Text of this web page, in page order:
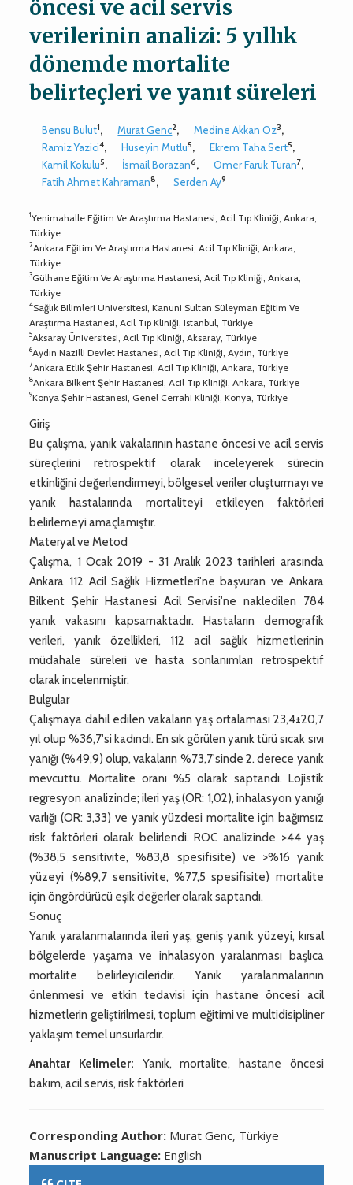
öncesi ve acil servis
verilerinin analizi: 5 yıllık
dönemde mortalite
belirteçleri ve yanıt süreleri
Bensu Bulut1, Murat Genc2, Medine Akkan Oz3,
Ramiz Yazici4, Huseyin Mutlu5, Ekrem Taha Sert5,
Kamil Kokulu5, İsmail Borazan6, Omer Faruk Turan7,
Fatih Ahmet Kahraman8, Serden Ay9
1Yenimahalle Eğitim Ve Araştırma Hastanesi, Acil Tıp Kliniği, Ankara,
Türkiye
2Ankara Eğitim Ve Araştırma Hastanesi, Acil Tıp Kliniği, Ankara,
Türkiye
3Gülhane Eğitim Ve Araştırma Hastanesi, Acil Tıp Kliniği, Ankara,
Türkiye
4Sağlık Bilimleri Üniversitesi, Kanuni Sultan Süleyman Eğitim Ve
Araştırma Hastanesi, Acil Tıp Kliniği, Istanbul, Türkiye
5Aksaray Üniversitesi, Acil Tıp Kliniği, Aksaray, Türkiye
6Aydın Nazilli Devlet Hastanesi, Acil Tıp Kliniği, Aydın, Türkiye
7Ankara Etlik Şehir Hastanesi, Acil Tıp Kliniği, Ankara, Türkiye
8Ankara Bilkent Şehir Hastanesi, Acil Tıp Kliniği, Ankara, Türkiye
9Konya Şehir Hastanesi, Genel Cerrahi Kliniği, Konya, Türkiye
Giriş
Bu çalışma, yanık vakalarının hastane öncesi ve acil servis
süreçlerini retrospektif olarak inceleyerek sürecin
etkinliğini değerlendirmeyi, bölgesel veriler oluşturmayı ve
yanık hastalarında mortaliteyi etkileyen faktörleri
belirlemeyi amaçlamıştır.
Materyal ve Metod
Çalışma, 1 Ocak 2019 - 31 Aralık 2023 tarihleri arasında
Ankara 112 Acil Sağlık Hizmetleri'ne başvuran ve Ankara
Bilkent Şehir Hastanesi Acil Servisi'ne nakledilen 784
yanık vakasını kapsamaktadır. Hastaların demografik
verileri, yanık özellikleri, 112 acil sağlık hizmetlerinin
müdahale süreleri ve hasta sonlanımları retrospektif
olarak incelenmiştir.
Bulgular
Çalışmaya dahil edilen vakaların yaş ortalaması 23,4±20,7
yıl olup %36,7'si kadındı. En sık görülen yanık türü sıcak sıvı
yanığı (%49,9) olup, vakaların %73,7'sinde 2. derece yanık
mevcuttu. Mortalite oranı %5 olarak saptandı. Lojistik
regresyon analizinde; ileri yaş (OR: 1,02), inhalasyon yanığı
varlığı (OR: 3,33) ve yanık yüzdesi mortalite için bağımsız
risk faktörleri olarak belirlendi. ROC analizinde >44 yaş
(%38,5 sensitivite, %83,8 spesifisite) ve >%16 yanık
yüzeyi (%89,7 sensitivite, %77,5 spesifisite) mortalite
için öngördürücü eşik değerler olarak saptandı.
Sonuç
Yanık yaralanmalarında ileri yaş, geniş yanık yüzeyi, kırsal
bölgelerde yaşama ve inhalasyon yaralanması başlıca
mortalite belirleyicileridir. Yanık yaralanmalarının
önlenmesi ve etkin tedavisi için hastane öncesi acil
hizmetlerin geliştirilmesi, toplum eğitimi ve multidisipliner
yaklaşım temel unsurlardır.
Anahtar Kelimeler: Yanık, mortalite, hastane öncesi
bakım, acil servis, risk faktörleri
Corresponding Author: Murat Genc, Türkiye
Manuscript Language: English